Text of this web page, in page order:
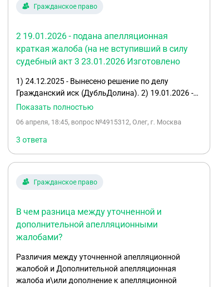
инстанцию. 6) 06.04.2026 - Не спеша пишем
делаем неправильно?
Гражданское право
2 19.01.2026 - подана апелляционная
краткая жалоба (на не вступивший в силу
судебный акт 3 23.01.2026 Изготовлено
1) 24.12.2025 - Вынесено решение по делу
Гражданский иск (ДубльДолина). 2) 19.01.2026 -
подана апелляционная краткая жалоба (на не
Изготовлено мотивированное решение в
окончательной форме 4) 16.03.2026 -
Мотивированное решение получено в канцелярии
18.03.2026 5) 02.04.2026 - Направлено в
размещения 6) 06.04.2026 - Не спеша пишем
делаем неправильно?
Показать полностью
06 апреля, 18:45, вопрос №4915312, Олег, г. Москва
3 ответа
Гражданское право
В чем разница между уточненной и
дополнительной апелляционными
жалобами?
Различия между уточненной апелляционной
жалобой и Дополнительной апелляционная
жалоба и\или дополнение к апелляционной